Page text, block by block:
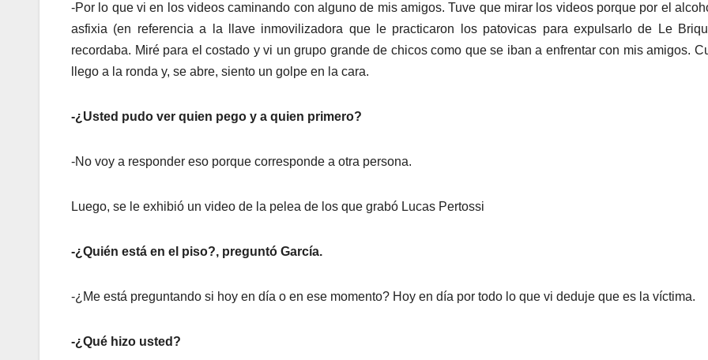
-Por lo que vi en los videos caminando con alguno de mis amigos. Tuve que mirar los videos porque por el
asfixia (en referencia a la llave inmovilizadora que le practicaron los patovicas para expulsarlo de Le
recordaba. Miré para el costado y vi un grupo grande de chicos como que se iban a enfrentar con mis amigos.
llego a la ronda y, se abre, siento un golpe en la cara.
-¿Usted pudo ver quien pego y a quien primero?
-No voy a responder eso porque corresponde a otra persona.
Luego, se le exhibió un video de la pelea de los que grabó Lucas Pertossi
-¿Quién está en el piso?, preguntó García.
-¿Me está preguntando si hoy en día o en ese momento? Hoy en día por todo lo que vi deduje que es la víctima.
-¿Qué hizo usted?